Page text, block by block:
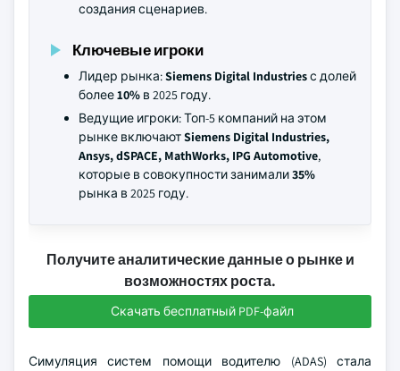
создания сценариев.
Ключевые игроки
Лидер рынка:Siemens Digital Industriesс долей
более10% в 2025 году.
Ведущие игроки: Топ-5 компаний на этом
рынке включаютSiemens Digital Industries,
Ansys, dSPACE, MathWorks, IPG Automotive,
которые в совокупности занимали35%
рынка в 2025 году.
Получите аналитические данные о рынке и
возможностях роста.
Скачать бесплатный PDF-файл
Симуляция систем помощи водителю (ADAS) стала